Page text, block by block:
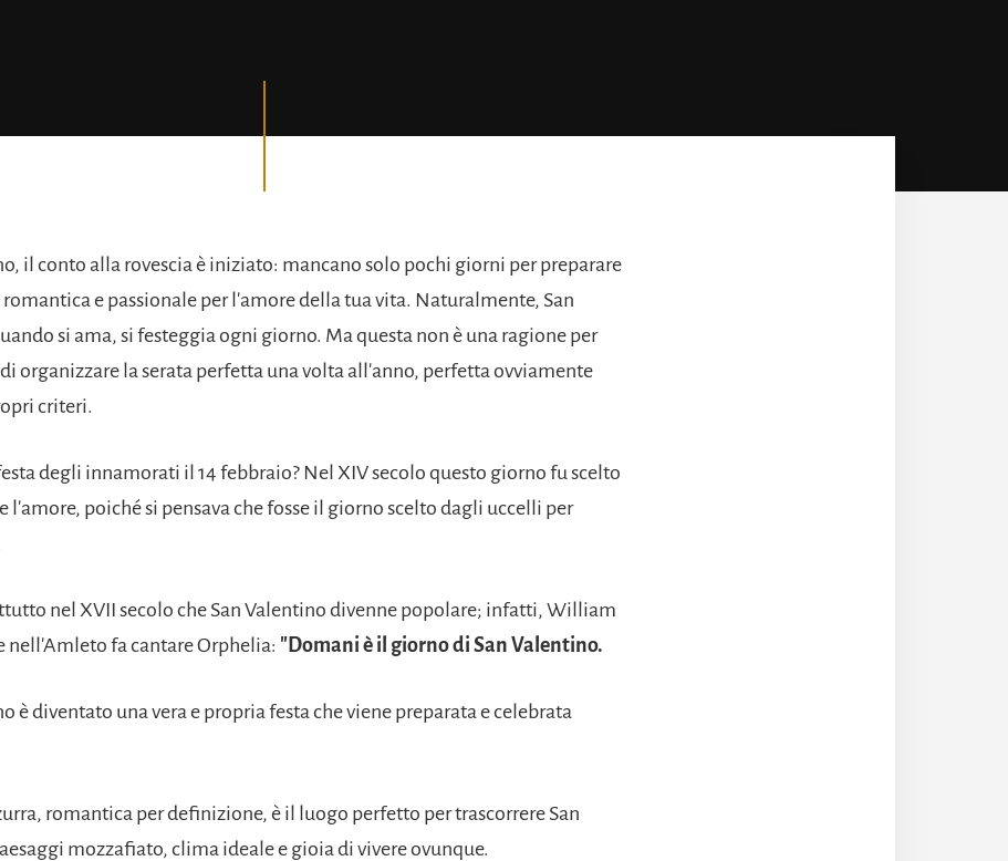
il conto alla rovescia è iniziato: mancano solo pochi giorni per preparare
romantica e passionale per l'amore della tua vita. Naturalmente, San
si ama, si festeggia ogni giorno. Ma questa non è una ragione per
organizzare la serata perfetta una volta all'anno, perfetta ovviamente
criteri.
degli innamorati il 14 febbraio? Nel XIV secolo questo giorno fu scelto
l'amore, poiché si pensava che fosse il giorno scelto dagli uccelli per
nel XVII secolo che San Valentino divenne popolare; infatti, William
nell'Amleto fa cantare Orphelia: "Domani è il giorno di San Valentino.
è diventato una vera e propria festa che viene preparata e celebrata
romantica per definizione, è il luogo perfetto per trascorrere San
mozzafiato, clima ideale e gioia di vivere ovunque.